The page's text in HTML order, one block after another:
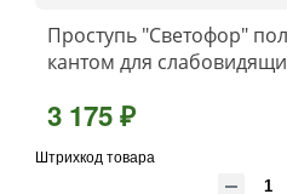
Проступь "Светофор"
кантом для
3 175 ₽
Штрихкод товара